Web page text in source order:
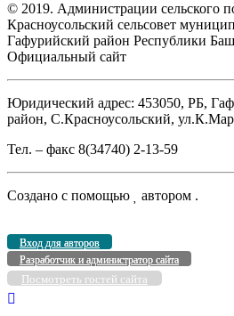
© 2019. Администрации сельского
Красноусольский сельсовет
Гафурийский район Республики
Официальный сайт
Юридический адрес: 453050, РБ,
район, С.Красноусольский,
Тел. – факс 8(34740) 2-13-59
Создано с помощью автором .
Вход для авторов
Разработчик и администратор сайта
Посмотреть гостей сайта